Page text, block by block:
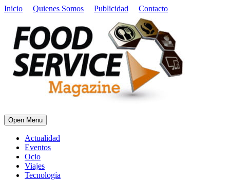
Inicio Quienes Somos Publicidad Contacto
Open Menu
Actualidad
Eventos
Ocio
Viajes
Tecnología